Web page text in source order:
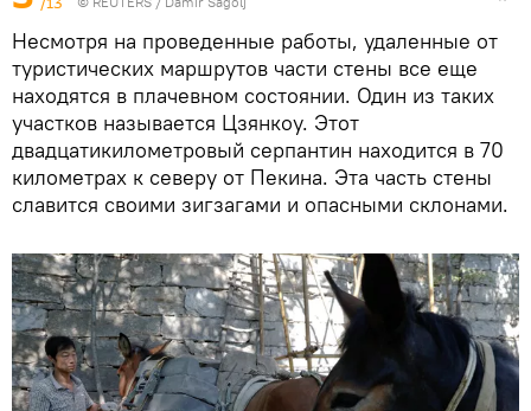
Несмотря на проведенные работы, удаленные от
туристических маршрутов части стены все еще
находятся в плачевном состоянии. Один из таких
участков называется Цзянкоу. Этот
двадцатикилометровый серпантин находится в 70
километрах к северу от Пекина. Эта часть стены
славится своими зигзагами и опасными склонами.